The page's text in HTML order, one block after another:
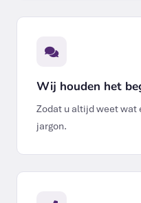
Wij houden het
Zodat u altijd weet wat
jargon.